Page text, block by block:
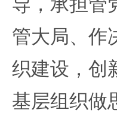
管大局、作
织建设，创
基层组织做